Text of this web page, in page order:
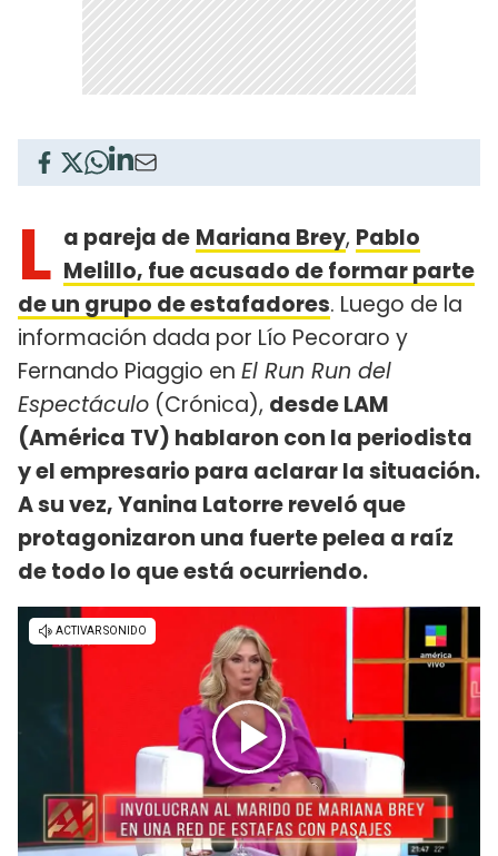
L a pareja de Mariana Brey, Pablo
Melillo, fue acusado de formar parte
de un grupo de estafadores. Luego de la
información dada por Lío Pecoraro y
Fernando Piaggio en El Run Run del
Espectáculo (Crónica), desde LAM
(América TV) hablaron con la periodista
y el empresario para aclarar la situación.
A su vez, Yanina Latorre reveló que
protagonizaron una fuerte pelea a raíz
de todo lo que está ocurriendo.